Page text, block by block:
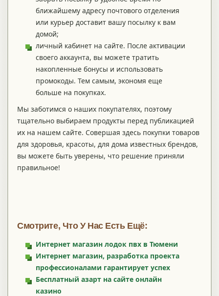
ближайшему адресу почтового отделения
или курьер доставит вашу посылку к вам
домой;
личный кабинет на сайте. После активации
своего аккаунта, вы можете тратить
накопленные бонусы и использовать
промокоды. Тем самым, экономя еще
больше на покупках.
Мы заботимся о наших покупателях, поэтому
тщательно выбираем продукты перед публикацией
их на нашем сайте. Совершая здесь покупки товаров
для здоровья, красоты, для дома известных брендов,
вы можете быть уверены, что решение приняли
правильное!
Смотрите, Что У Нас Есть Ещё:
Интернет магазин лодок пвх в Тюмени
Интернет магазин, разработка проекта
профессионалами гарантирует успех
Бесплатный азарт на сайте онлайн
казино